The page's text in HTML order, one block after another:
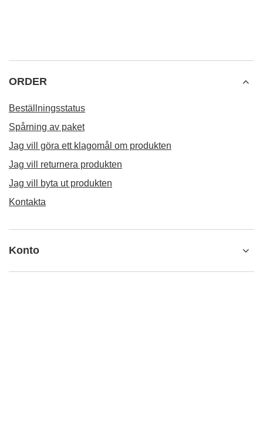
ORDER
Beställningsstatus
Spårning av paket
Jag vill göra ett klagomål om produkten
Jag vill returnera produkten
Jag vill byta ut produkten
Kontakta
Konto